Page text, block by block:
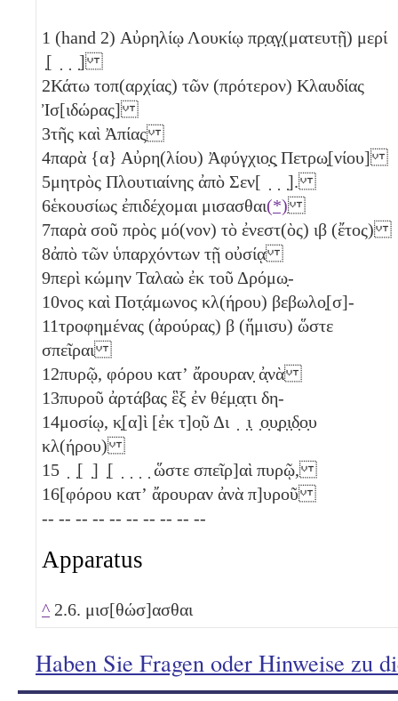
1 (hand 2) Αὐρηλίῳ Λουκίῳ πρ̣α̣γ̣(ματευτῇ) μερί
̣[ ̣ ̣ ̣]
2Κάτω τοπ(αρχίας) τῶν (πρότερον) Κλαυδίας
Ἰσ[ιδώρας]
3τῆς καὶ Ἀπίας
4παρὰ {α} Αὐρη(λίου) Ἀφύγχιο̣ς̣ Πετρω̣[νίου]
5μητρὸς Πλουτιαίνης ἀπὸ Σεν[ ̣ ̣ ̣].
6ἑκουσίως ἐπιδέχομαι μισασθαι(*)
7παρὰ σοῦ πρὸς μό(νον) τὸ ἐνεστ(ὸς) ιβ (ἔτος)
8ἀπὸ τῶν ὑπαρχόντων τῇ οὐσίᾳ
9περὶ κώμην Ταλαὼ ἐκ τοῦ Δρόμω̣-
10νος καὶ Ποτ̣άμωνος κλ(ήρου) βεβωλο̣[σ]-
11τροφημένας (ἀρούρας) β (ἥμισυ) ὥστε
σπεῖραι
12πυρῷ, φόρου κατʼ ἄρουραν̣ ἀ̣νὰ
13πυροῦ ἀρτάβας ἓξ ἐν θέμ̣α̣τι δη-
14μοσίῳ, κ̣[α]ὶ [ἐκ τ]ο̣ῦ Δι ̣ ̣ι̣ ̣ο̣υ̣ρ̣ι̣δ̣ο̣υ
κλ(ήρου)
15 ̣ ̣[ ̣] ̣[ ̣ ̣ ̣ ̣ ὥστε σπεῖρ]αὶ πυρῷ,
16[φόρου κατʼ ἄρουραν ἀνὰ π]υροῦ
-- -- -- -- -- -- -- -- -- --
Apparatus
^ 2.6. μισ[θώσ]ασθαι
Haben Sie Fragen oder Hinweise zu